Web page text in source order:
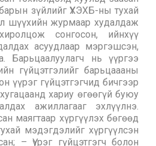
зүйлийг ҮХЭХБ-ны тухай
шүүхийн журмаар худалдаж
сонгосон, ийнхүү
асуудлаар мэргэшсэн,
Барьцаалуулагч нь үүргээ
гүйцэтгэлийг барьцаааны
үүрэг гүйцэтгэгчид бичгээр
хариу өгөөгүй буюу
ажиллагааг эхлүүлнэ.
маягтаар хүргүүлэх бөгөөд
мэдэгдэлийг хүргүүлсэн
– Үүрэг гүйцэтгэгч болон